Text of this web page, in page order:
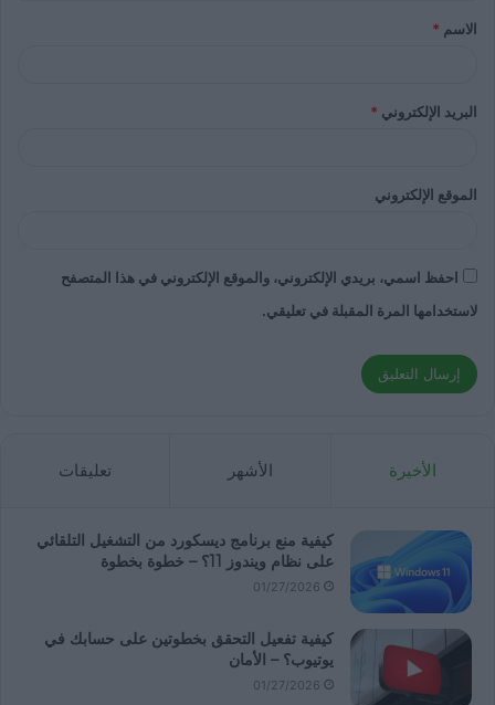
الاسم *
البريد الإلكتروني *
الموقع الإلكتروني
احفظ اسمي، بريدي الإلكتروني، والموقع الإلكتروني في هذا المتصفح
لاستخدامها المرة المقبلة في تعليقي.
الأخيرة الأشهر تعليقات
كيفية منع برنامج ديسكورد من التشغيل التلقائي
على نظام ويندوز 11؟ – خطوة بخطوة
01/27/2026
كيفية تفعيل التحقق بخطوتين على حسابك في
يوتيوب؟ – الأمان
01/27/2026